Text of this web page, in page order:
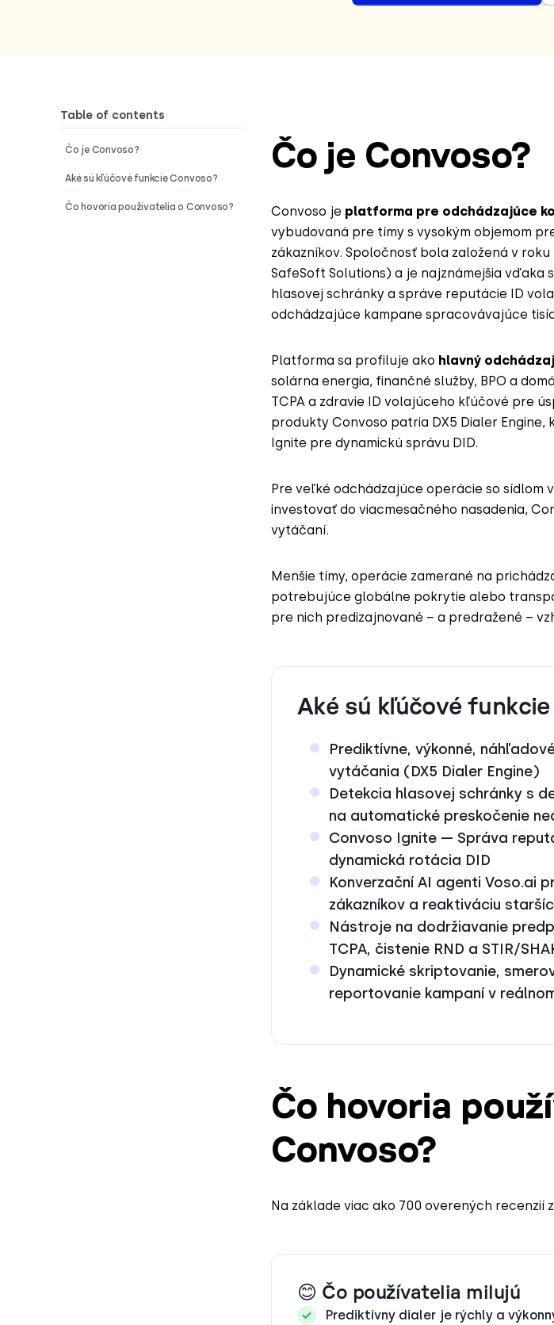
Table of contents
Čo je Convoso?
Aké sú kľúčové funkcie Convoso?
Čo hovoria používatelia o Convoso?
Čo je Convoso?
Convoso je platforma pre odchádzajúce
vybudovaná pre tímy s vysokým objemom
zákazníkov. Spoločnosť bola založená v
SafeSoft Solutions) a je najznámejšia vďaka
hlasovej schránky a správe reputácie ID
odchádzajúce kampane spracovávajúce
Platforma sa profiluje ako hlavný
solárna energia, finančné služby, BPO a
TCPA a zdravie ID volajúceho kľúčové pre
produkty Convoso patria DX5 Dialer Engine,
Ignite pre dynamickú správu DID.
Pre veľké odchádzajúce operácie so sídlom
investovať do viacmesačného nasadenia,
vytáčaní.
Menšie tímy, operácie zamerané na
potrebujúce globálne pokrytie alebo
pre nich predizajnované – a predražené –
Aké sú kľúčové funkcie
Prediktívne, výkonné,
vytáčania (DX5 Dialer Engine)
Detekcia hlasovej schránky s
na automatické preskočenie
Convoso Ignite — Správa
dynamická rotácia DID
Konverzační AI agenti Voso.ai
zákazníkov a reaktiváciu
Nástroje na dodržiavanie
TCPA, čistenie RND a STIR/
Dynamické skriptovanie,
reportovanie kampaní v
Čo hovoria
Convoso?
Na základe viac ako 700 overených
😊 Čo používatelia milujú
Prediktívny dialer je rýchly a